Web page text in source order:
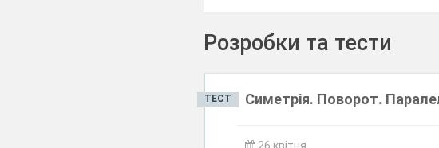
Розробки та тести
ТЕСТ Симетрія. Поворот.